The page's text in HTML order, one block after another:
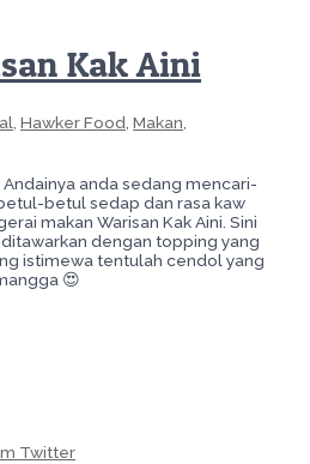
Kak Aini
,Hawker Food,Makan,
anda sedang mencari-
betul sedap dan rasa kaw
makan Warisan Kak Aini. Sini
dengan topping yang
istimewa tentulah cendol yang
😍
Twitter